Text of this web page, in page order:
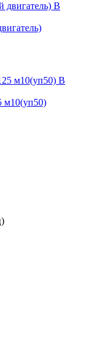
В
В
м10(уп50)